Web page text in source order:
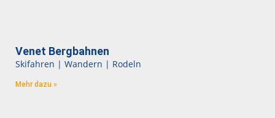
Venet Bergbahnen
Skifahren | Wandern | Rodeln
Mehr dazu »